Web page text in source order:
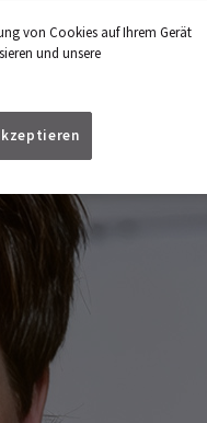
von Cookies auf Ihrem Gerät
und unsere